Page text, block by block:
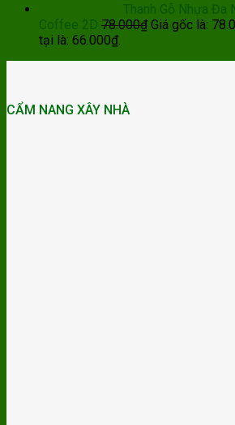
Thanh Gỗ Nhựa Đa
Coffee 2D 78.000₫ Giá gốc là:
tại là: 66.000₫.
CẨM NANG XÂY NHÀ